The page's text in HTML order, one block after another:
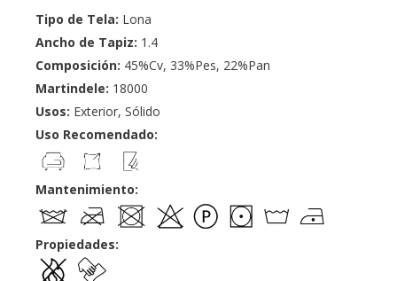
Tipo de Tela: Lona
Ancho de Tapiz: 1.4
Composición: 45%Cv, 33%Pes, 22%Pan
Martindele: 18000
Usos: Exterior, Sólido
Uso Recomendado:
Mantenimiento:
Propiedades: